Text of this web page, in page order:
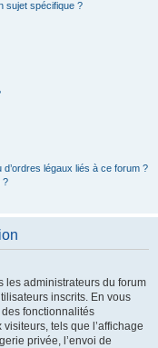
sujet spécifique ?
légaux liés à ce forum ?
?
les administrateurs du forum
inscrits. En vous
fonctionnalités
tels que l’affichage
privée, l’envoi de